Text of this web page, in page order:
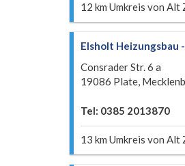
12 km Umkreis von Alt
Elsholt Heizungsbau
Consrader Str. 6 a
19086 Plate,
Tel: 0385 2013870
13 km Umkreis von Alt